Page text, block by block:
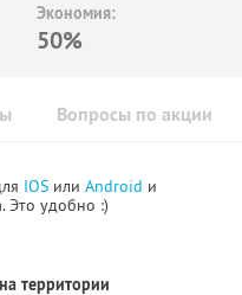
Экономия:
50%
Вопросы по акции
IOS или Android и
Это удобно :)
на территории